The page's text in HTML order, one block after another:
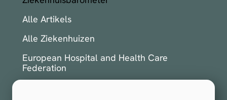
Alle Artikels
Alle Ziekenhuizen
European Hospital and Health Care
Federation